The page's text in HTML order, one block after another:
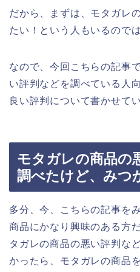
だから、まずは、モタガレ
たい！という人もいるので
なので、今回こちらの記事
い評判などを調べている人
良い評判について書かせて
モタガレの商品の
調べたけど、みつ
多分、今、こちらの記事を
商品にかなり興味のある方
タガレの商品の悪い評判な
かったら、モタガレの商品